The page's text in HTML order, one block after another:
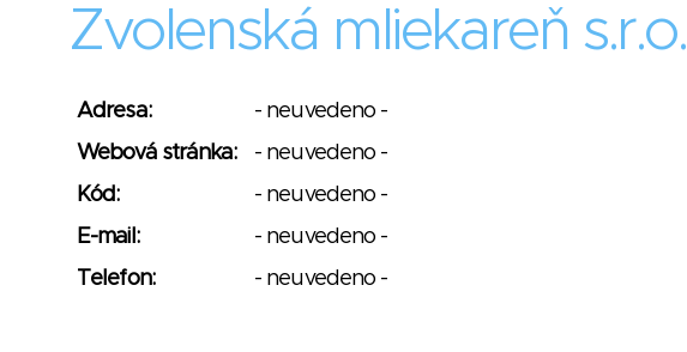
Zvolenská mliekareň s.r.o.
Adresa:
- neuvedeno -
Webová stránka:
- neuvedeno -
Kód:
- neuvedeno -
E-mail:
- neuvedeno -
Telefon:
- neuvedeno -